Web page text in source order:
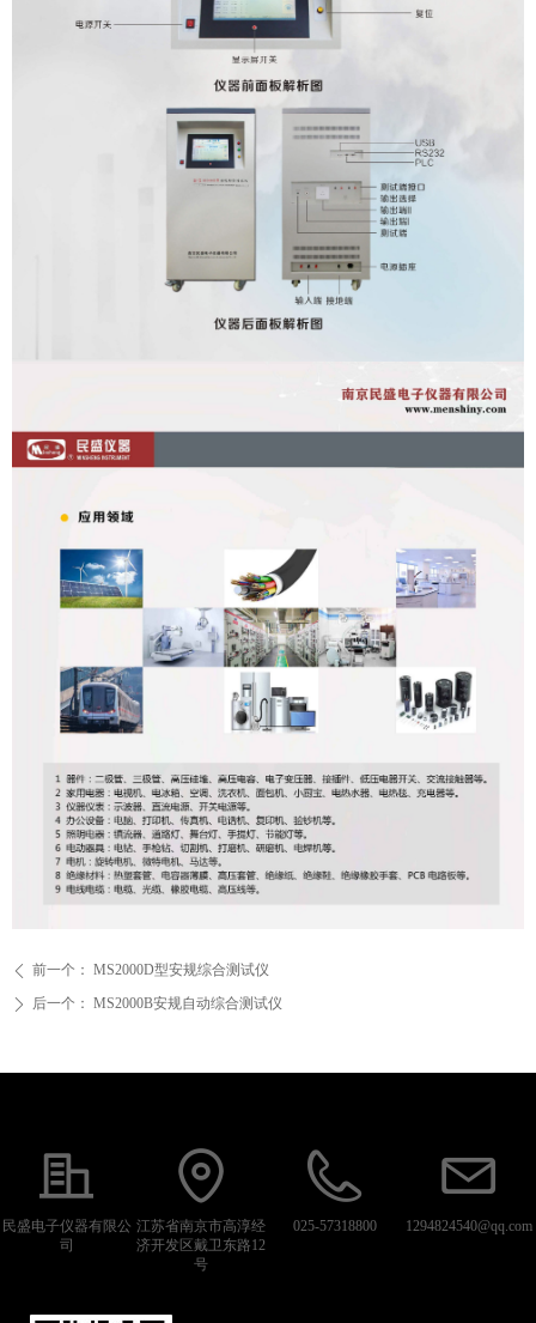
ꄴ 前一个： MS2000D型安规综合测试仪
ꄲ 后一个： MS2000B安规自动综合测试仪
民盛电子仪器有限公
司
江苏省南京市高淳经
济开发区戴卫东路12
号
025-57318800 1294824540@qq.com